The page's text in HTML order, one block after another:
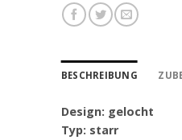
BESCHREIBUNG
Design: gelocht
Typ: starr